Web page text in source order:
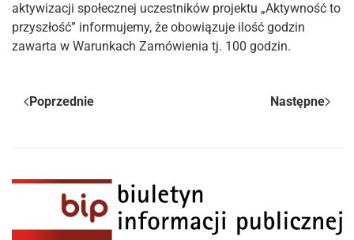
aktywizacji społecznej uczestników projektu „Aktywność to
przyszłość” informujemy, że obowiązuje ilość godzin
zawarta w Warunkach Zamówienia tj. 100 godzin.
Poprzednie Następne